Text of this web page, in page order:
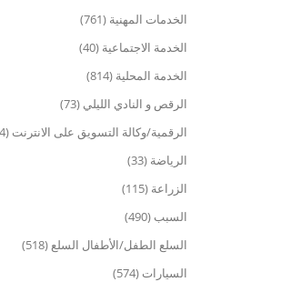
الخدمات المهنية (761)
الخدمة الاجتماعية (40)
الخدمة المحلية (814)
الرقص و النادي الليلي (73)
الرقمية/وكالة التسويق على الانترنت (224)
الرياضة (33)
الزراعة (115)
السبب (490)
السلع الطفل/الأطفال السلع (518)
السيارات (574)